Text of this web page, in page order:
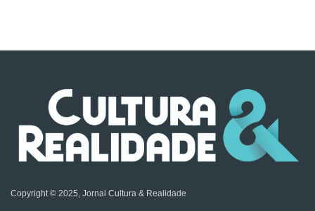
Copyright © 2025, Jornal Cultura & Realidade